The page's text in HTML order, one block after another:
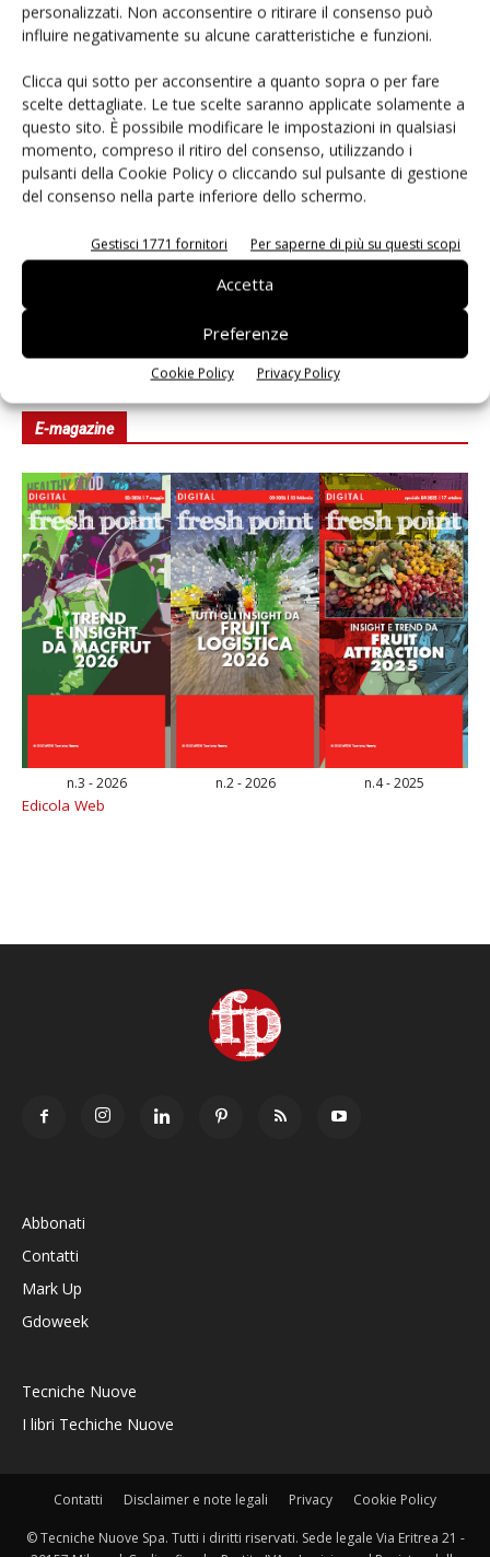
personalizzati. Non acconsentire o ritirare il consenso può
influire negativamente su alcune caratteristiche e funzioni.
Clicca qui sotto per acconsentire a quanto sopra o per fare
scelte dettagliate. Le tue scelte saranno applicate solamente a
questo sito. È possibile modificare le impostazioni in qualsiasi
momento, compreso il ritiro del consenso, utilizzando i
pulsanti della Cookie Policy o cliccando sul pulsante di gestione
del consenso nella parte inferiore dello schermo.
Gestisci 1771 fornitori Per saperne di più su questi scopi
Accetta
Preferenze
Cookie Policy Privacy Policy
L’ortofrutta di Extra Supermercati tra localismo e
Non è una susina: è Metis… e può rivoluzionare la
categoria
Andamento prezzi ortofrutta in Italia al 27 luglio
Leonardo Odorizzi: “Dobbiamo creare stupore nel
punto di vendita” #vocidellortofrutta
E-magazine
n.3 - 2026 n.2 - 2026 n.4 - 2025
Edicola Web
Abbonati
Contatti
Mark Up
Gdoweek
Tecniche Nuove
I libri Techiche Nuove
Contatti Disclaimer e note legali Privacy Cookie Policy
© Tecniche Nuove Spa. Tutti i diritti riservati. Sede legale Via Eritrea 21 -